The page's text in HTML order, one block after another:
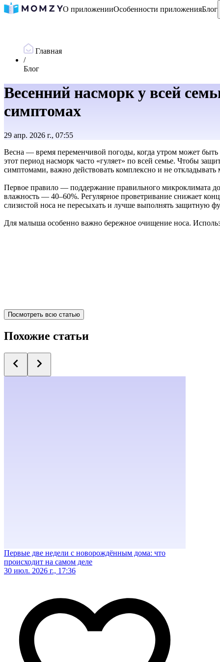
О приложенииОсобенности приложенияБлог
Главная
/
Блог
Весенний насморк у всей
симптомах
29 апр. 2026 г., 07:55
Весна — время переменчивой погоды, когда утром может
этот период насморк часто «гуляет» по всей семье. Чтобы
симптомами, важно действовать комплексно и не откладывать
Первое правило — поддержание правильного микроклимата
влажность — 40–60%. Регулярное проветривание снижает
слизистой носа не пересыхать и лучше выполнять защитную
Для малыша особенно важно бережное очищение носа.
Посмотреть всю статью
Похожие статьи
Первые две недели с новорождённым дома: что
происходит на самом деле
30 июл. 2026 г., 17:36